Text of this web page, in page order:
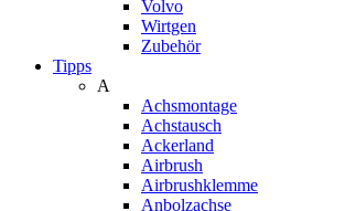
Volvo
Wirtgen
Zubehör
Tipps
A
Achsmontage
Achstausch
Ackerland
Airbrush
Airbrushklemme
Anbolzachse